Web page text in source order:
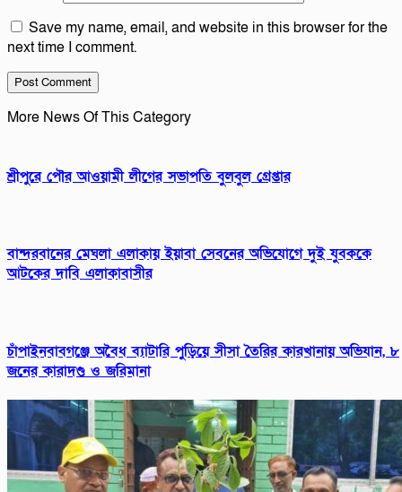
Save my name, email, and website in this browser for the
next time I comment.
More News Of This Category
শ্রীপুরে পৌর আওয়ামী লীগের সভাপতি বুলবুল গ্রেপ্তার
বান্দরবানের মেঘলা এলাকায় ইয়াবা সেবনের অভিযোগে দুই যুবককে
আটকের দাবি এলাকাবাসীর
চাঁপাইনবাবগঞ্জে অবৈধ ব্যাটারি পুড়িয়ে সীসা তৈরির কারখানায় অভিযান, ৮
জনের কারাদণ্ড ও জরিমানা